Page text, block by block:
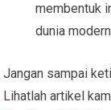
membentuk
dunia
Jangan sampai
Lihatlah artikel